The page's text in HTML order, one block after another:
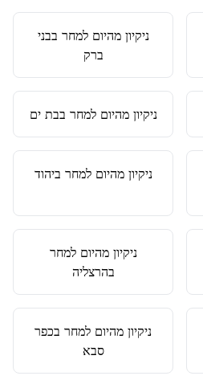
ניקיון מהיום למחר בבני
ברק
ניקיון מהיום למחר בבת ים
ניקיון מהיום למחר ביהוד
ניקיון מהיום למחר
בהרצליה
ניקיון מהיום למחר בכפר
סבא